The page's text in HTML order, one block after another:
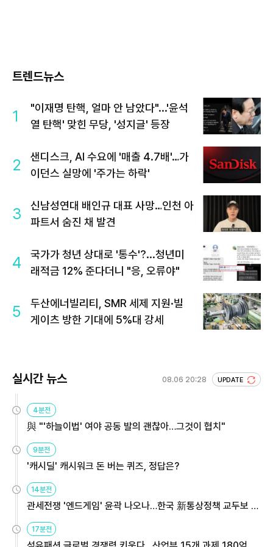
트렌드뉴스
1
"이재명 탄핵, 얼마 안 남았다"...'윤석
열 탄핵' 맞힌 무당, '성지글' 등장
2
샌디스크, AI 수요에 '매출 4.7배'…가
이던스 실망에 '주가는 하락'
3
신남성연대 배인규 대표 사망…인천 아
파트서 숨진 채 발견
4
국가가 청년 상대로 '통수'?...청년미
래적금 12% 준다더니 "응, 오류야"
5
두산에너빌리티, SMR 세제 지원·빌
게이츠 방한 기대에 5%대 강세
실시간 뉴스 08.06 20:28 UPDATE
4분전
與 "'하늘이법' 여야 공동 발의 괜찮아…그것이 협치"
9분전
'캐시딜' 캐시워크 돈 버는 퀴즈, 정답은?
14분전
관세전쟁 '엔드게임' 윤곽 나오나…한국 新통상정책 교두보 활
용해야
17분전